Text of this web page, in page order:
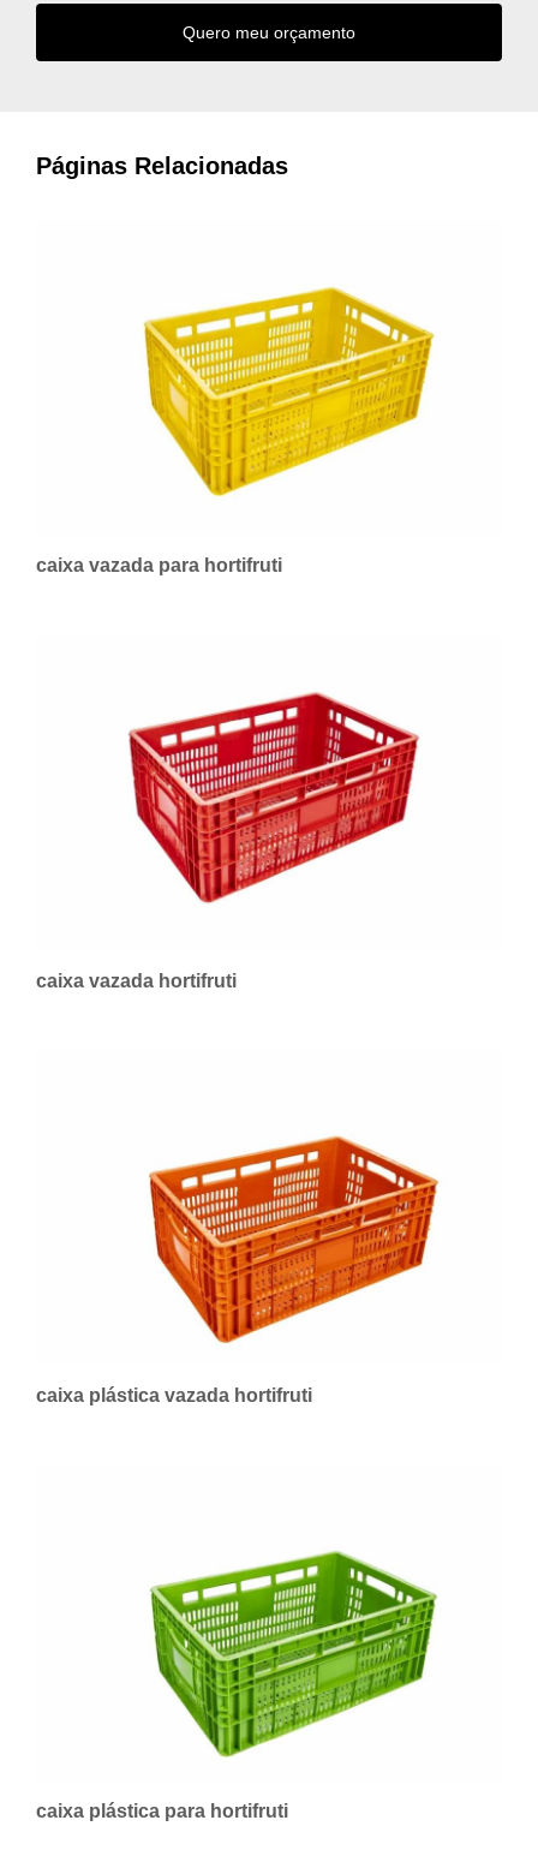
Quero meu orçamento
Páginas Relacionadas
caixa vazada para hortifruti
caixa vazada hortifruti
caixa plástica vazada hortifruti
caixa plástica para hortifruti